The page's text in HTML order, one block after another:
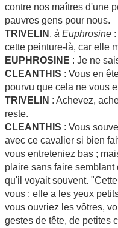
contre nos maîtres d'une
pauvres gens pour nous.
TRIVELIN , à Euphrosine
cette peinture-là, car elle
EUPHROSINE : Je ne
CLEANTHIS : Vous en
pourvu que cela ne vous
TRIVELIN : Achevez,
reste.
CLEANTHIS : Vous
avec ce cavalier si bien
vous entreteniez bas ;
plaire sans faire
qu'il voyait souvent.
vous : elle a les yeux
vous ouvriez les vôtres,
gestes de tête, de petites